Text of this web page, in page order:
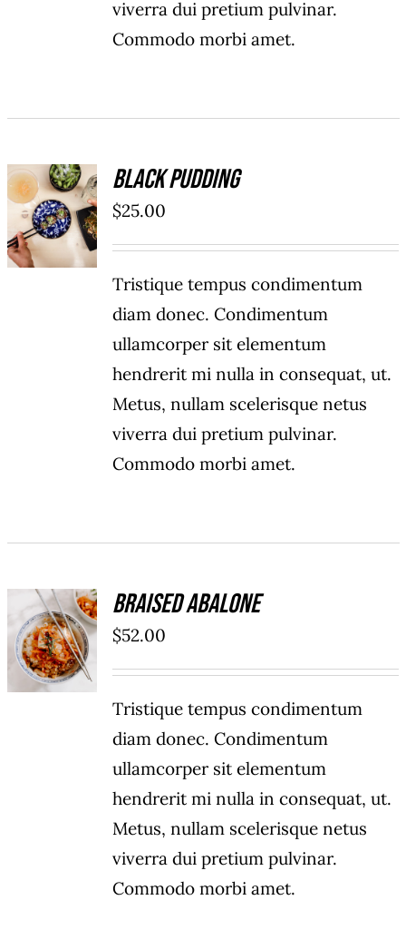
viverra dui pretium pulvinar.
Commodo morbi amet.
ADD TO
CART
/
DÉTAILS
Black Pudding
$25.00
Tristique tempus condimentum
diam donec. Condimentum
ullamcorper sit elementum
hendrerit mi nulla in consequat, ut.
Metus, nullam scelerisque netus
viverra dui pretium pulvinar.
Commodo morbi amet.
ADD TO
CART
/
DÉTAILS
Braised Abalone
$52.00
Tristique tempus condimentum
diam donec. Condimentum
ullamcorper sit elementum
hendrerit mi nulla in consequat, ut.
Metus, nullam scelerisque netus
viverra dui pretium pulvinar.
Commodo morbi amet.